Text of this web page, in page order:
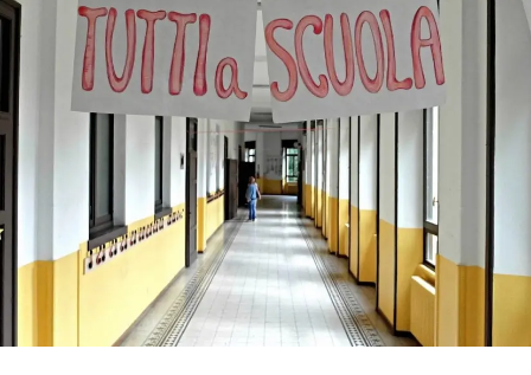
CULTURA
ECONOMIA E LAVORO
EVENTI
Streaming
LAC TV
LAC NETWORK